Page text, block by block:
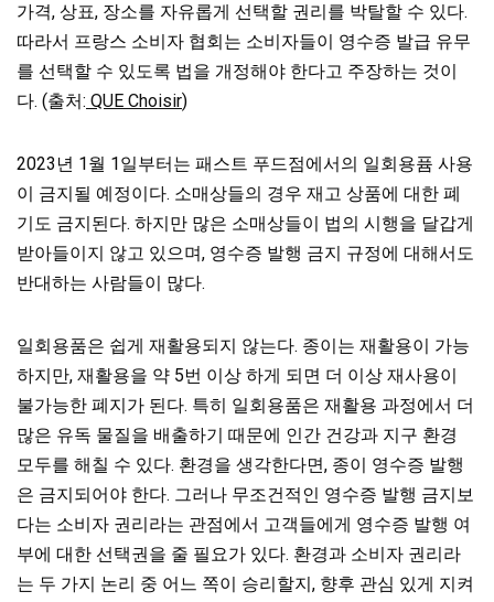
가격, 상표, 장소를 자유롭게 선택할 권리를 박탈할 수 있다.
따라서 프랑스 소비자 협회는 소비자들이 영수증 발급 유무
를 선택할 수 있도록 법을 개정해야 한다고 주장하는 것이
다. (출처: QUE Choisir)
2023년 1월 1일부터는 패스트 푸드점에서의 일회용퓸 사용
이 금지될 예정이다. 소매상들의 경우 재고 상품에 대한 폐
기도 금지된다. 하지만 많은 소매상들이 법의 시행을 달갑게
받아들이지 않고 있으며, 영수증 발행 금지 규정에 대해서도
반대하는 사람들이 많다.
일회용품은 쉽게 재활용되지 않는다. 종이는 재활용이 가능
하지만, 재활용을 약 5번 이상 하게 되면 더 이상 재사용이
불가능한 폐지가 된다. 특히 일회용품은 재활용 과정에서 더
많은 유독 물질을 배출하기 때문에 인간 건강과 지구 환경
모두를 해칠 수 있다. 환경을 생각한다면, 종이 영수증 발행
은 금지되어야 한다. 그러나 무조건적인 영수증 발행 금지보
다는 소비자 권리라는 관점에서 고객들에게 영수증 발행 여
부에 대한 선택권을 줄 필요가 있다. 환경과 소비자 권리라
는 두 가지 논리 중 어느 쪽이 승리할지, 향후 관심 있게 지켜